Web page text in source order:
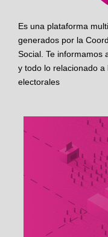
Es una plataforma
generados por la
Social. Te informamos
y todo lo relacionado
electorales